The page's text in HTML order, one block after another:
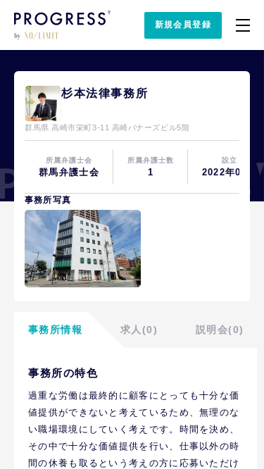
新規会員登録
杉本法律事務所
群馬県 高崎市栄町3-11 高崎バナーズビル5階
所属弁護士会
群馬弁護士会
所属弁護士数
1
設立
2022年06月
事務所写真
事務所情報 求人(0) 説明会(0)
事務所の特色
過重な労働は最終的に顧客にとっても十分な価
値提供ができないと考えているため、無理のな
い職場環境にしていく考えです。時間を決め、
その中で十分な価値提供を行い、仕事以外の時
間の休養も取るという考えの方に応募いただけ